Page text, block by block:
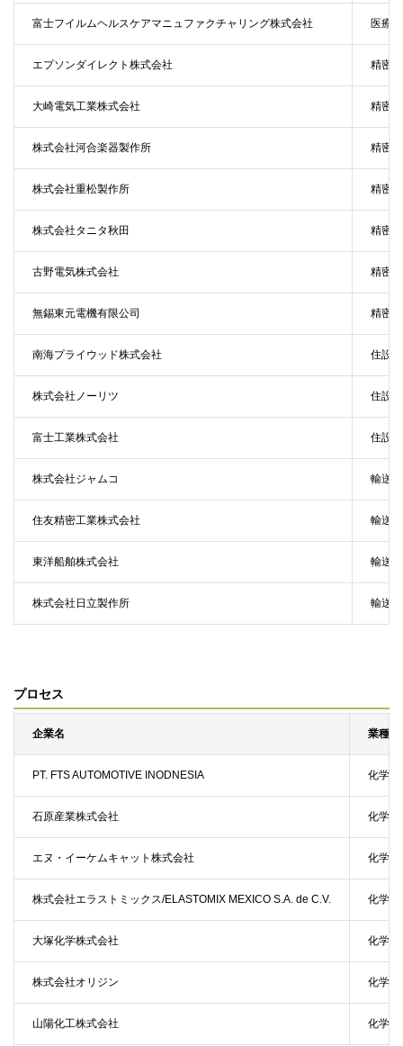
富士フイルムヘルスケアマニュファクチャリング株式会社 医療
エプソンダイレクト株式会社 精密
大崎電気工業株式会社 精密
株式会社河合楽器製作所 精密
株式会社重松製作所 精密
株式会社タニタ秋田 精密
古野電気株式会社 精密
無錫東元電機有限公司 精密
南海プライウッド株式会社 住設
株式会社ノーリツ 住設
富士工業株式会社 住設
株式会社ジャムコ 輸送
住友精密工業株式会社 輸送
東洋船舶株式会社 輸送
株式会社日立製作所 輸送
プロセス
企業名 業種
PT. FTS AUTOMOTIVE INODNESIA 化学
石原産業株式会社 化学
エヌ・イーケムキャット株式会社 化学
株式会社エラストミックス/ELASTOMIX MEXICO S.A. de C.V. 化学
大塚化学株式会社 化学
株式会社オリジン 化学
山陽化工株式会社 化学